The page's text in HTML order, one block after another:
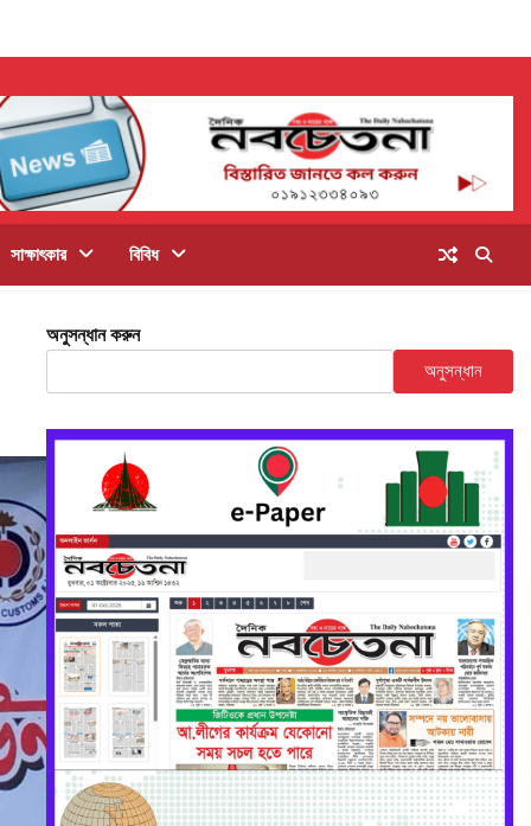
সাক্ষাৎকার বিবিধ
অনুসন্ধান করুন
অনুসন্ধান